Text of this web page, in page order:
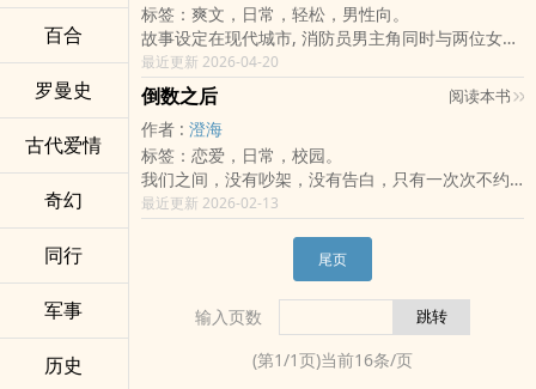
百合
罗曼史
古代爱情
奇幻
同行
军事
历史
标签：爽文，日常，轻松，男性向。
故事设定在现代城市, 消防员男主角同时与两位女性,
保持着暧昧‍性‎爱‌‌关系
最近更新 2026-04-20
倒数之后 阅读本书
作者 : 澄海
标签：恋爱，日常，校园。
我们之间，没有吵架，没有告白，只有一次次不约
而同的后退。
他以为喜欢是站在远一点的地方；她以为尊重是把
于是在人群之中，他们明明同框，却始终错位。
直到倒数逼近，流言替他们下了结论，他才发现...
原来最刺痛的，不是她身边出现别人，而是他从未
这不是轰烈的爱情，而是一段在青春里，慢慢学会
最近更新 2026-02-13
尾页
输入页数
(第1/1页)当前16条/页